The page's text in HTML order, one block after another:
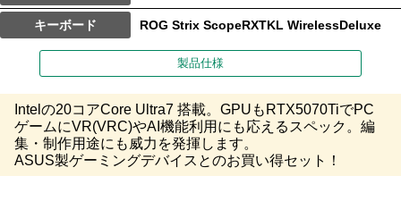
キーボード ROG Strix ScopeRXTKL WirelessDeluxe
製品仕様
Intelの20コアCore Ultra7 搭載。GPUもRTX5070TiでPC
ゲームにVR(VRC)やAI機能利用にも応えるスペック。編
集・制作用途にも威力を発揮します。
ASUS製ゲーミングデバイスとのお買い得セット！